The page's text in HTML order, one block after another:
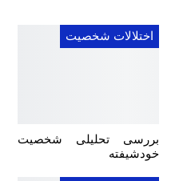
اختلالات شخصیت
بررسی تحلیلی شخصیت
خودشیفته